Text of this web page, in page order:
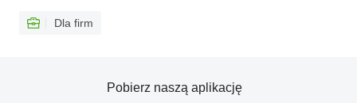
Dla firm
Pobierz naszą aplikację